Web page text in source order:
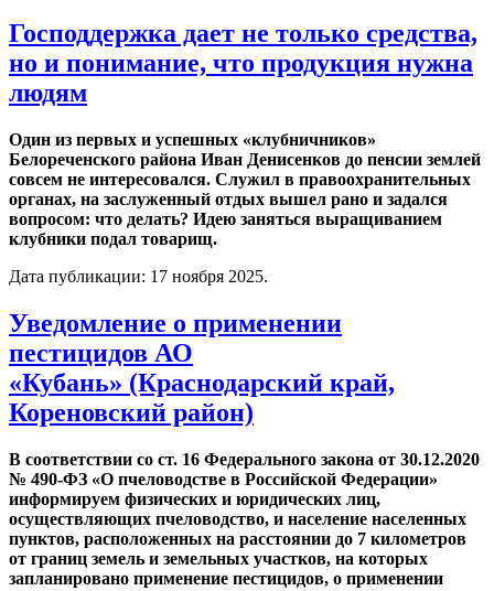
Господдержка дает не только средства,
но и понимание, что продукция нужна
людям
Один из первых и успешных «клубничников»
Белореченского района Иван Денисенков до пенсии землей
совсем не интересовался. Служил в правоохранительных
органах, на заслуженный отдых вышел рано и задался
вопросом: что делать? Идею заняться выращиванием
клубники подал товарищ.
Дата публикации: 17 ноября 2025.
Уведомление о применении
пестицидов АО
«Кубань» (Краснодарский край,
Кореновский район)
В соответствии со ст. 16 Федерального закона от 30.12.2020
№ 490-ФЗ «О пчеловодстве в Российской Федерации»
информируем физических и юридических лиц,
осуществляющих пчеловодство, и население населенных
пунктов, расположенных на расстоянии до 7 километров
от границ земель и земельных участков, на которых
запланировано применение пестицидов, о применении